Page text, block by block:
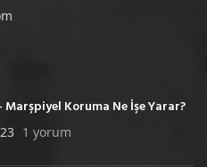
Marşpiyel Koruma Ne İşe Yarar?
1 yorum